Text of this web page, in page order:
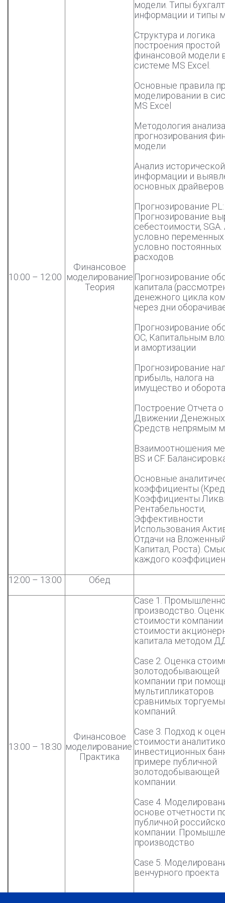
10:00 – 12:00
Финансовое
моделирование
Теория
модели. Типы
информации и типы
Структура и логика
построения простой
финансовой модели
системе MS Excel.
Основные правила
моделировании в
MS Excel
Методология
прогнозирования
модели
Анализ исторической
информации и
основных
Прогнозирование PL:
Прогнозирование
себестоимости, SGA.
условно
условно постоянных
расходов
Прогнозирование
капитала
денежного цикла
через дни
Прогнозирование
ОС, Капитальным
и амортизации
Прогнозирование
прибыль, налога на
имущество и
Построение Отчета о
Движении Денежных
Средств непрямым
Взаимоотношения
BS и CF.
Основные
коэффициенты
Коэффициенты
Рентабельности,
Эффективности
Использования
Отдачи на
Капитал, Роста).
каждого
12:00 – 13:00
Обед
13:00 – 18:30
Финансовое
моделирование.
Практика
Сase 1.
производство.
стоимости компании
стоимости
капитала методом
Case 2. Оценка
золотодобывающей
компании при
мультипликаторов
сравнимых
компаний.
Case 3. Подход к
стоимости
инвестиционных
примере публичной
золотодобывающей
компании.
Case 4.
основе отчетности
публичной
компании.
производство
Case 5.
венчурного проекта